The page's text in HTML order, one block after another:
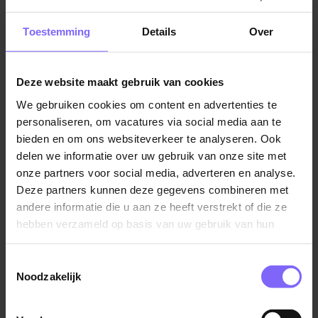
Toestemming Details Over
Deze website maakt gebruik van cookies
We gebruiken cookies om content en advertenties te
personaliseren, om vacatures via social media aan te
bieden en om ons websiteverkeer te analyseren. Ook
delen we informatie over uw gebruik van onze site met
onze partners voor social media, adverteren en analyse.
Deze partners kunnen deze gegevens combineren met
andere informatie die u aan ze heeft verstrekt of die ze
hebben verzameld op basis van uw gebruik van hun
Noodzakelijk
Vul hier je Skillsprofiel in
voor de ideale
vacaturematch!
Skillsprofiel